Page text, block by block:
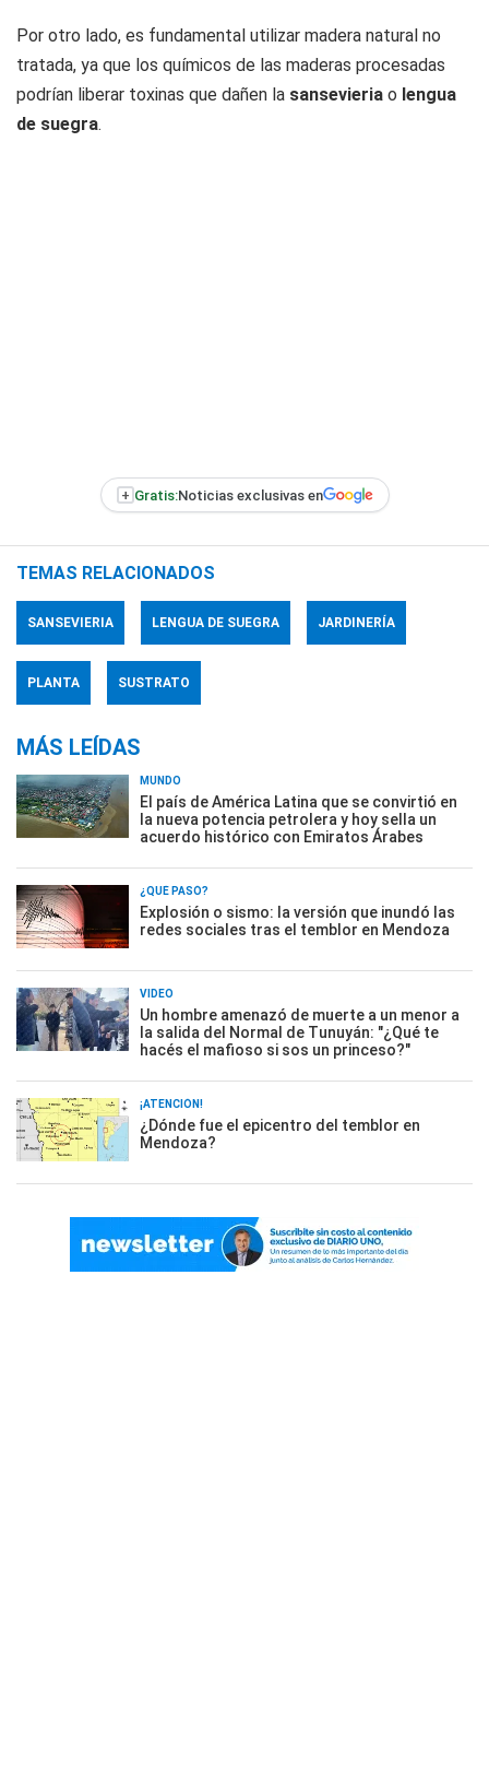
Por otro lado, es fundamental utilizar madera natural no
tratada, ya que los químicos de las maderas procesadas
podrían liberar toxinas que dañen la sansevieria o lengua
de suegra.
+ Gratis:Noticias exclusivas en
TEMAS RELACIONADOS
SANSEVIERIA LENGUA DE SUEGRA JARDINERÍA
PLANTA SUSTRATO
MÁS LEÍDAS
MUNDO
El país de América Latina que se convirtió en
la nueva potencia petrolera y hoy sella un
acuerdo histórico con Emiratos Árabes
¿QUÉ PASÓ?
Explosión o sismo: la versión que inundó las
redes sociales tras el temblor en Mendoza
VIDEO
Un hombre amenazó de muerte a un menor a
la salida del Normal de Tunuyán: "¿Qué te
hacés el mafioso si sos un princeso?"
¡ATENCIÓN!
¿Dónde fue el epicentro del temblor en
Mendoza?